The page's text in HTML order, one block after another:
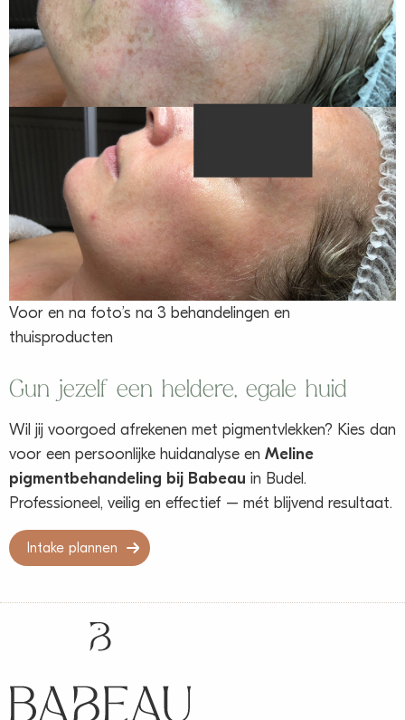
Voor en na foto’s na 3 behandelingen en
thuisproducten
Gun jezelf een heldere, egale huid
Wil jij voorgoed afrekenen met pigmentvlekken? Kies dan
voor een persoonlijke huidanalyse en Meline
pigmentbehandeling bij Babeau in Budel.
Professioneel, veilig en effectief – mét blijvend resultaat.
Intake plannen